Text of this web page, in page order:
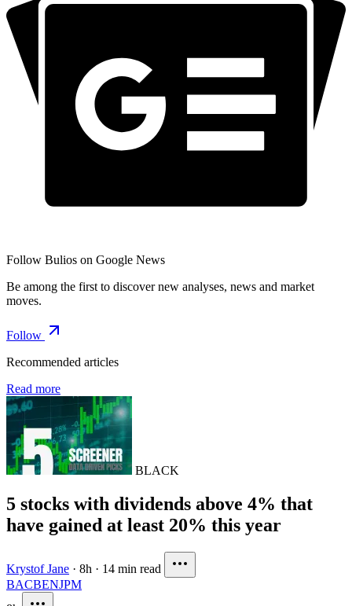
Follow Bulios on Google News
Be among the first to discover new analyses, news and market
moves.
Follow
Recommended articles
Read more
BLACK
5 stocks with dividends above 4% that
have gained at least 20% this year
Krystof Jane · 8h · 14 min read
BACBENJPM